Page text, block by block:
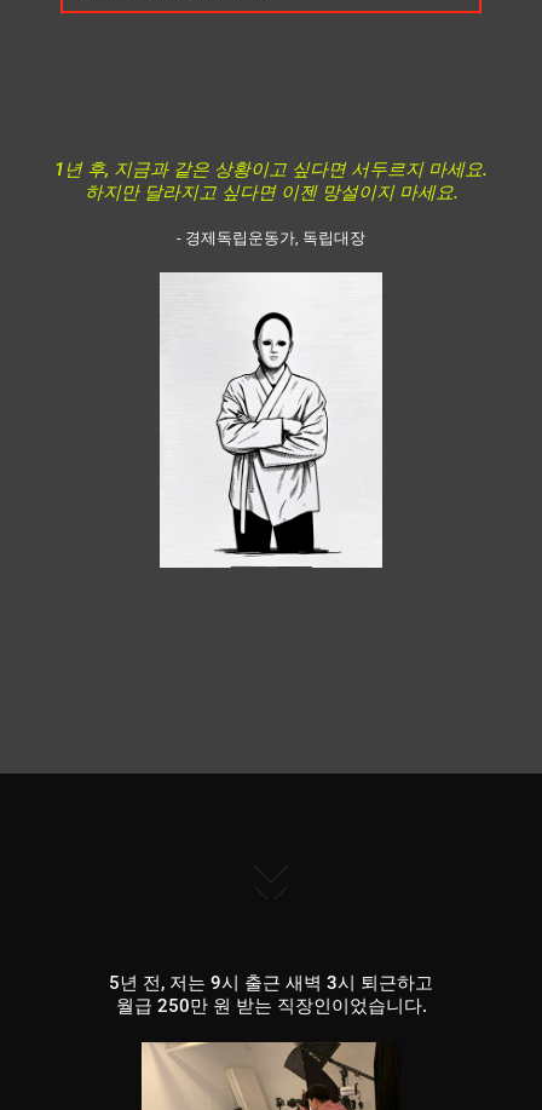
1년 후, 지금과 같은 상황이고 싶다면 서두르지 마세요.
하지만 달라지고 싶다면 이젠 망설이지 마세요.
- 경제독립운동가, 독립대장
5년 전, 저는 9시 출근 새벽 3시 퇴근하고
월급 250만 원 받는 직장인이었습니다.